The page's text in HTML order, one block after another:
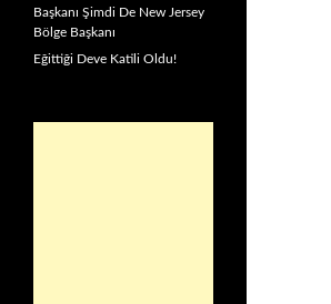
Başkanı Şimdi De New Jersey
Bölge Başkanı
Eğittiği Deve Katili Oldu!